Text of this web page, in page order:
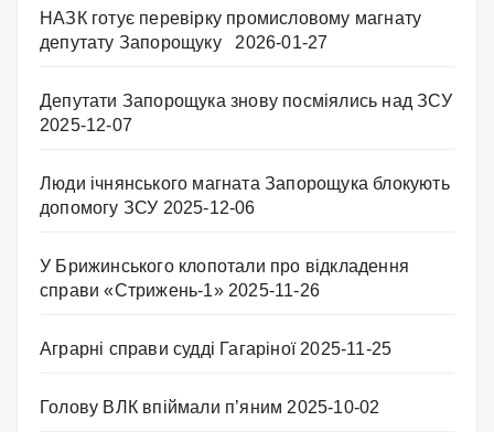
НАЗК готує перевірку промисловому магнату
депутату Запорощуку
2026-01-27
Депутати Запорощука знову посміялись над ЗСУ
2025-12-07
Люди ічнянського магната Запорощука блокують
допомогу ЗСУ 2025-12-06
У Брижинського клопотали про відкладення
справи «Стрижень-1» 2025-11-26
Аграрні справи судді Гагаріної 2025-11-25
Голову ВЛК впіймали п’яним 2025-10-02